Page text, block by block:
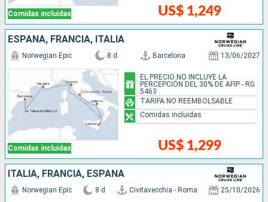
Comidas incluidas US$ 1,249
ESPAÑA, FRANCIA, ITALIA
Comidas incluidas
Norwegian Epic 8 d Barcelona 13/06/2027
US$ 1,299
EL PRECIO NO INCLUYE LA
PERCEPCIÓN DEL 30% DE AFIP - RG
5463
TARIFA NO REEMBOLSABLE
Comidas incluidas
ITALIA, FRANCIA, ESPAÑA
Norwegian Epic 8 d Civitavecchia - Roma 25/10/2026